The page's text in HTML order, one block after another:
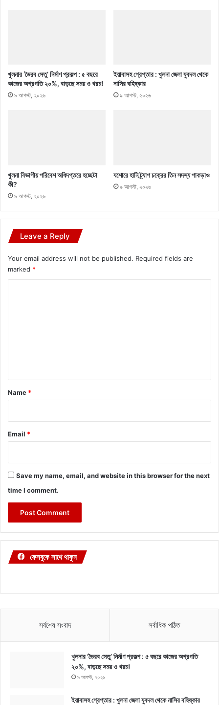
খুলনার ‘ভৈরব সেতু’ নির্মাণ প্রকল্প : ৫ বছরে
কাজের অগ্রগতি ২০%, বাড়ছে সময় ও খরচ!
৯ আগস্ট, ২০২৬
ইয়াবাসহ গ্রেপ্তার : খুলনা জেলা যুবদল থেকে
নাসির বহিষ্কার
৯ আগস্ট, ২০২৬
খুলনা বিভাগীয় পরিবেশ অধিদপ্তরে হচ্ছেটা
কী?
৯ আগস্ট, ২০২৬
যশোরে হানি ট্র্যাপ চক্রের তিন সদস্য পাকড়াও
৯ আগস্ট, ২০২৬
Leave a Reply
Your email address will not be published. Required fields are
marked *
*
Name *
Email *
Save my name, email, and website in this browser for the next
time I comment.
ফেসবুকে সাথে থাকুন
সর্বশেষ সংবাদ সর্বাধিক পঠিত
খুলনার ‘ভৈরব সেতু’ নির্মাণ প্রকল্প : ৫ বছরে কাজের অগ্রগতি
২০%, বাড়ছে সময় ও খরচ!
৯ আগস্ট, ২০২৬
ইয়াবাসহ গ্রেপ্তার : খুলনা জেলা যুবদল থেকে নাসির বহিষ্কার